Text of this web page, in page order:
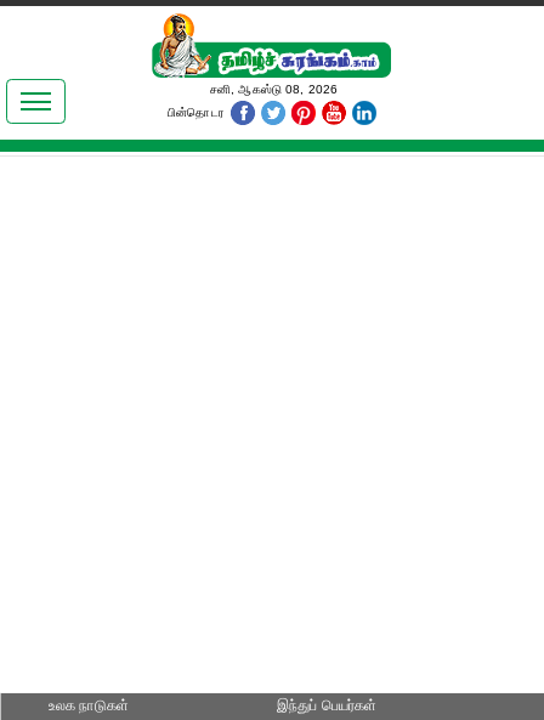
இலக்கியங்கள்
தமிழ் உலகம்
சனி, ஆகஸ்டு 08, 2026
பின்தொடர
உலக நாடுகள்
இந்துப் பெயர்கள்